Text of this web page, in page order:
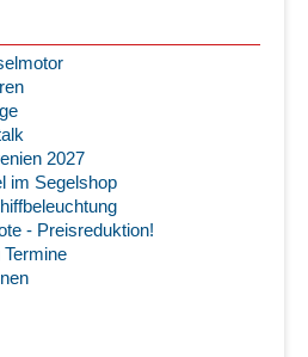
2027
im Segelshop
- Preisreduktion!